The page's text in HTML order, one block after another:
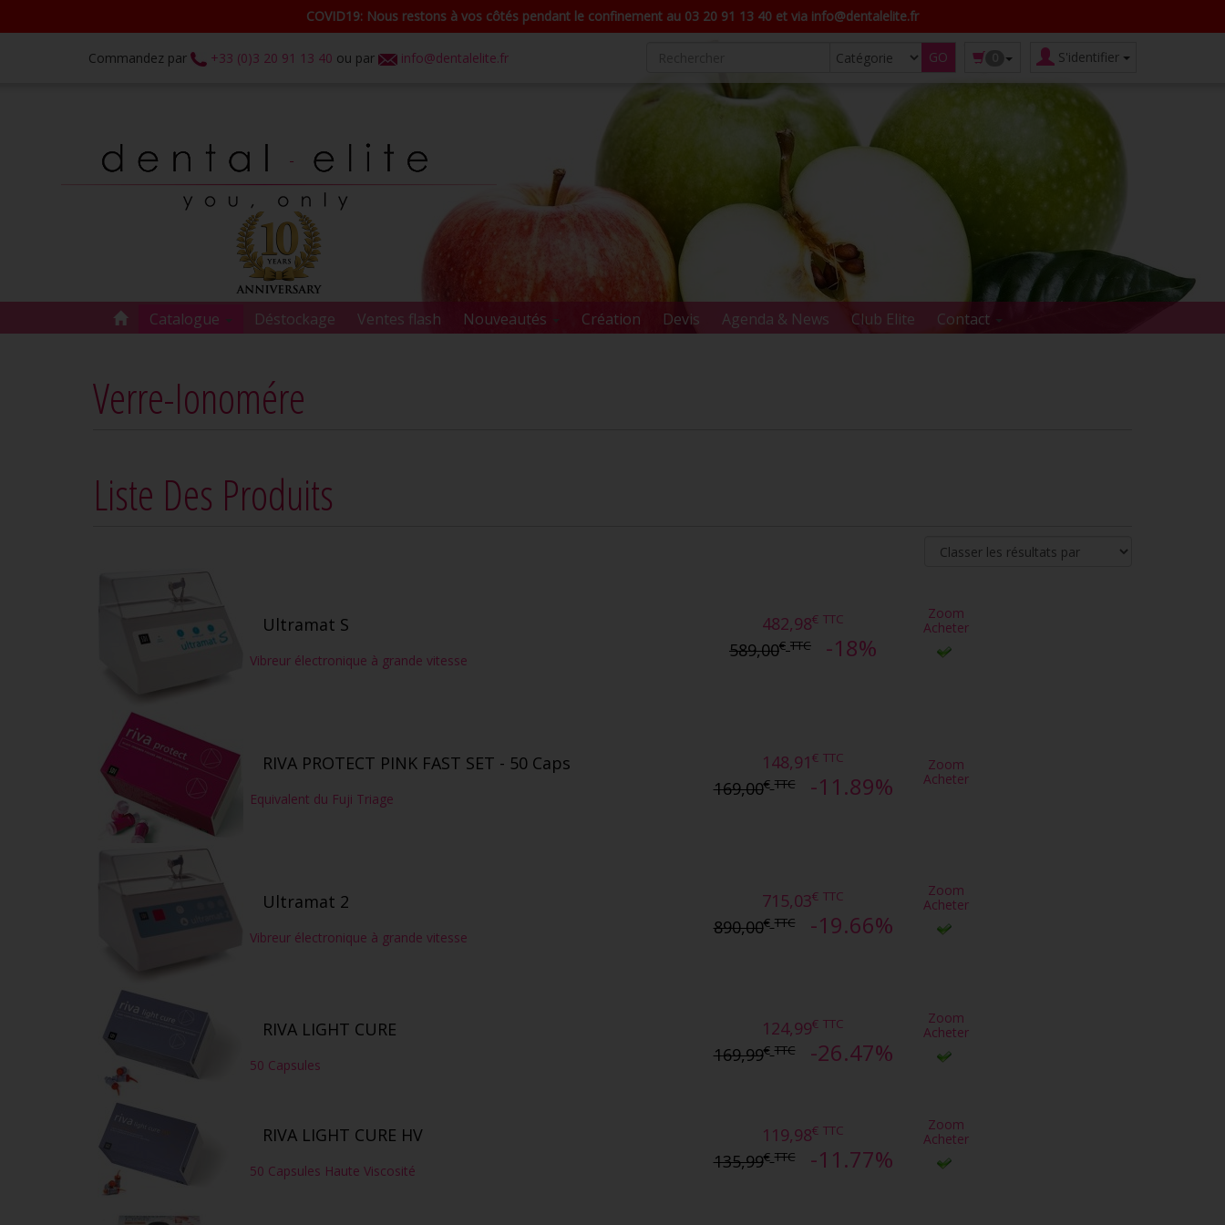
COVID19: Nous restons à vos côtés pendant le confinement au 03 20 91 13 40 et via info@dentalelite.fr
S'identifier
Catalogue Déstockage Ventes flash Nouveautés Création Devis Agenda & News Club Elite Contact
Commandez par +33 (0)3 20 91 13 40 ou par info@dentalelite.fr
Verre-Ionomére
Liste Des Produits
Ultramat S
Vibreur électronique à grande vitesse
482,98€ TTC
589,00€ TTC -18%
Zoom
Acheter
RIVA PROTECT PINK FAST SET - 50 Caps
Equivalent du Fuji Triage
148,91 € TTC
169,00€ TTC -11.89%
Zoom
Acheter
Ultramat 2
Vibreur électronique à grande vitesse
715,03€ TTC
890,00€ TTC -19.66%
Zoom
Acheter
RIVA LIGHT CURE
50 Capsules
124,99€ TTC
169,99€ TTC -26.47%
Zoom
Acheter
RIVA LIGHT CURE HV
50 Capsules Haute Viscosité
119,98€ TTC
135,99€ TTC -11.77%
Zoom
Acheter